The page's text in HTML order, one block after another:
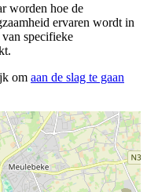
worden hoe de
ervaren wordt in
specifieke
om aan de slag te gaan